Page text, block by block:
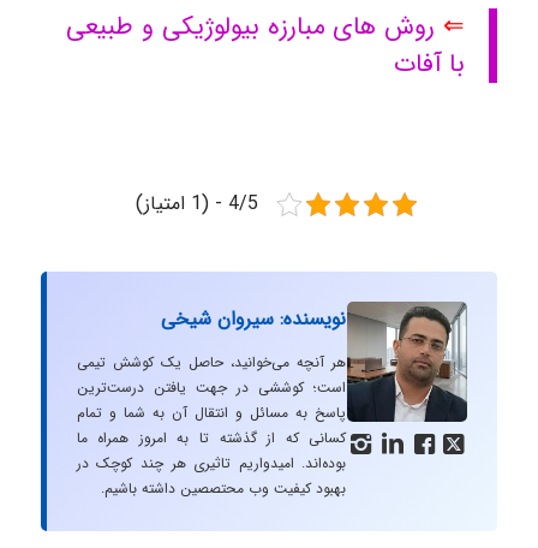
⇐ روش های مبارزه بیولوژیکی و طبیعی
با آفات
4/5 - (1 امتیاز)
   
نویسنده: سیروان شیخی
هر آنچه می‌خوانید، حاصل یک کوشش تیمی
است؛ کوششی در جهت یافتن درست‌ترین
پاسخ به مسائل و انتقال آن به شما و تمام
کسانی که از گذشته تا به امروز همراه ما
بوده‌اند. امیدواریم تاثیری هر چند کوچک در
بهبود کیفیت وب محتصصین داشته باشیم.